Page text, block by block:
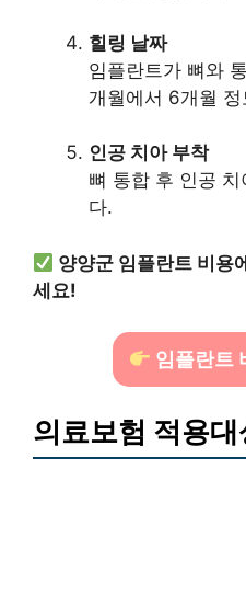
힐링 날짜
임플란트가 뼈와
개월에서 6개월
인공 치아 부착
뼈 통합 후 인공
다.
양양군 임플란트 비용
세요!
임플란트
의료보험 적용대